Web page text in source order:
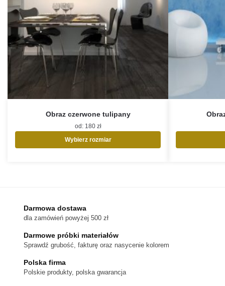
Obraz czerwone tulipany
od: 180 zł
Wybierz rozmiar
wybrać
stronie
produktu
Darmowa dostawa
dla zamówień powyżej 500 zł
Darmowe próbki materiałów
Sprawdź grubość, fakturę oraz nasycenie kolorem
Polska firma
Polskie produkty, polska gwarancja